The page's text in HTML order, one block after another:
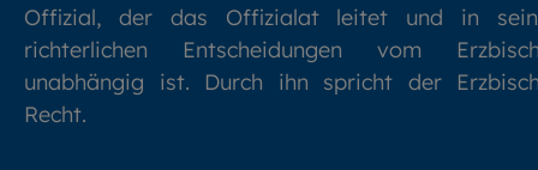
Offizial, der das Offizialat leitet und in
richterlichen Entscheidungen vom
unabhängig ist. Durch ihn spricht der
Recht.